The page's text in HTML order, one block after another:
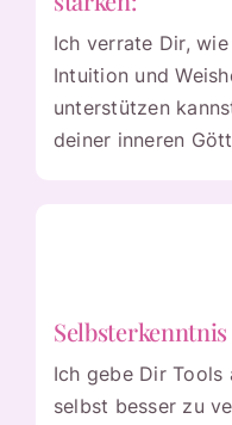
Ich verrate Dir,
Intuition und
unterstützen
deiner inneren
Ich gebe Dir Tools
selbst besser zu